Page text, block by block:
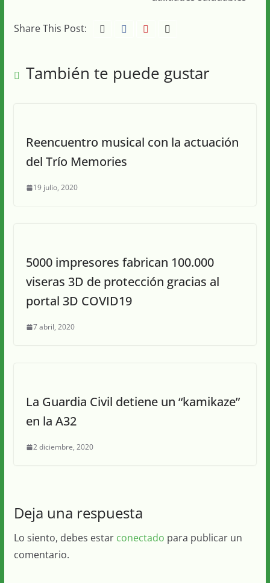
Share This Post:
También te puede gustar
Reencuentro musical con la actuación
del Trío Memories
19 julio, 2020
5000 impresores fabrican 100.000
viseras 3D de protección gracias al
portal 3D COVID19
7 abril, 2020
La Guardia Civil detiene un “kamikaze”
en la A32
2 diciembre, 2020
Deja una respuesta
Lo siento, debes estar conectado para publicar un
comentario.